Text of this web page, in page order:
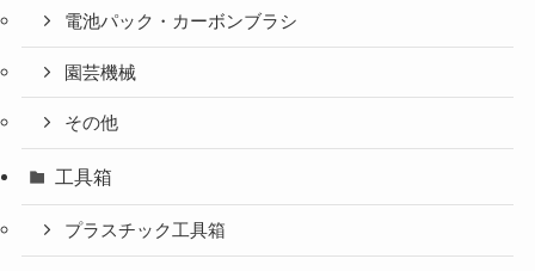
電池パック・カーボンブラシ
園芸機械
その他
工具箱
プラスチック工具箱